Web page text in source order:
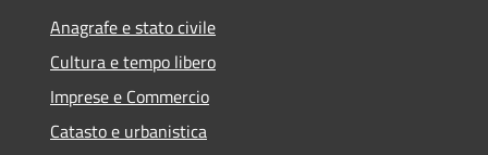
Anagrafe e stato civile
Cultura e tempo libero
Imprese e Commercio
Catasto e urbanistica